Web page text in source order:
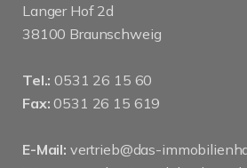
Langer Hof 2d
38100 Braunschweig
Tel.: 0531 26 15 60
Fax: 0531 26 15 619
E-Mail: vertrieb@das-